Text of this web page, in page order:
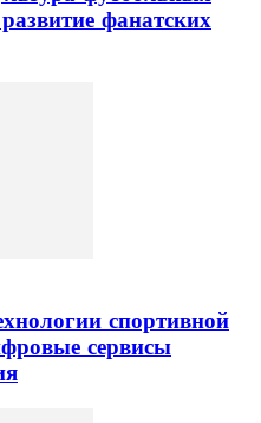
фанатских
спортивной
сервисы